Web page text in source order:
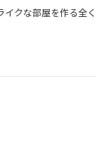
クな部屋を作る全く